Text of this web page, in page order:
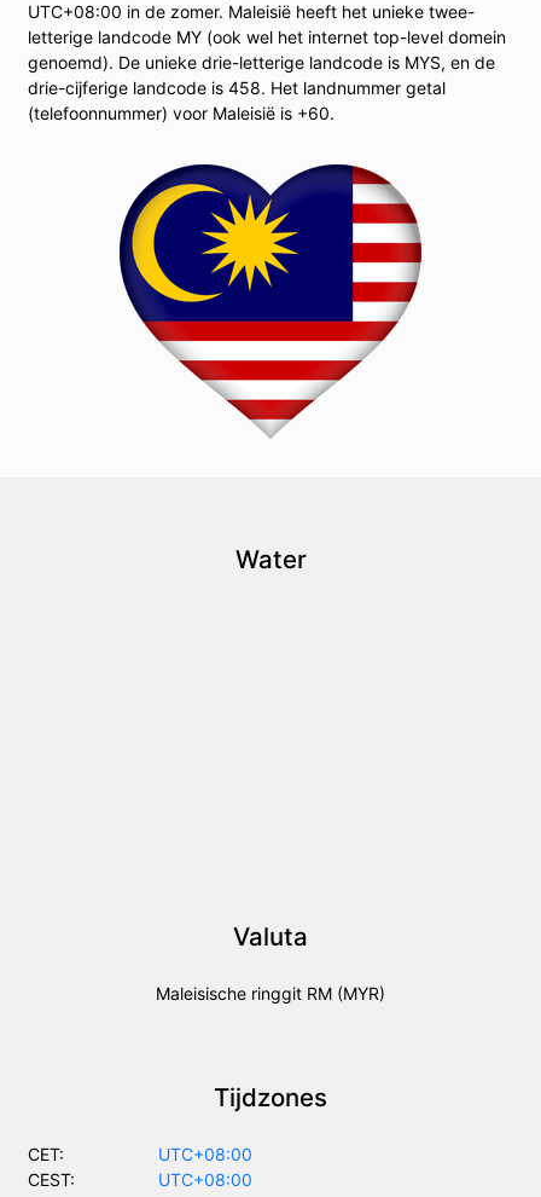
UTC+08:00 in de zomer. Maleisië heeft het unieke twee-
letterige landcode MY (ook wel het internet top-level domein
genoemd). De unieke drie-letterige landcode is MYS, en de
drie-cijferige landcode is 458. Het landnummer getal
(telefoonnummer) voor Maleisië is +60.
Water
Valuta
Maleisische ringgit RM (MYR)
Tijdzones
CET:
UTC+08:00
CEST:
UTC+08:00